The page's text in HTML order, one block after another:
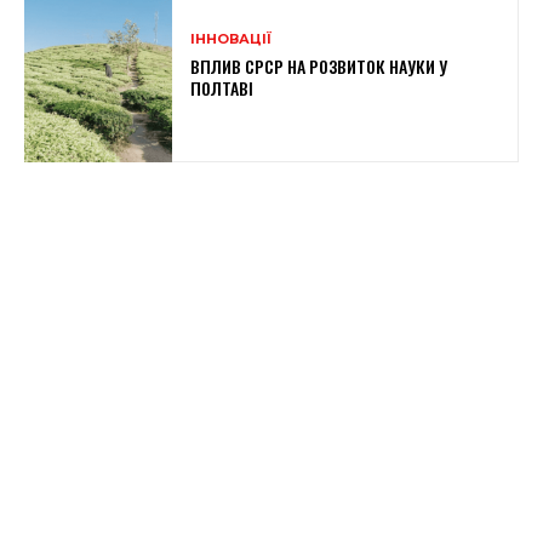
ІННОВАЦІЇ
ВПЛИВ СРСР НА РОЗВИТОК НАУКИ У
ПОЛТАВІ